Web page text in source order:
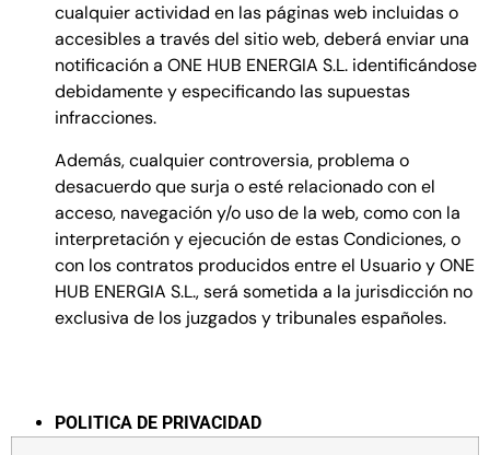
cualquier actividad en las páginas web incluidas o
accesibles a través del sitio web, deberá enviar una
notificación a ONE HUB ENERGIA S.L. identificándose
debidamente y especificando las supuestas
infracciones.
Además, cualquier controversia, problema o
desacuerdo que surja o esté relacionado con el
acceso, navegación y/o uso de la web, como con la
interpretación y ejecución de estas Condiciones, o
con los contratos producidos entre el Usuario y ONE
HUB ENERGIA S.L., será sometida a la jurisdicción no
exclusiva de los juzgados y tribunales españoles.
POLITICA DE PRIVACIDAD